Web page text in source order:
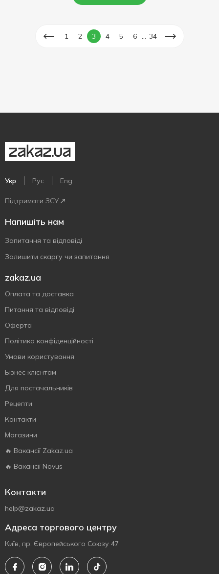
1 2 3 4 5 6 34
Укр Рус Eng
Підтримати ЗСУ
Напишіть нам
Запитання та відповіді
Залишити скаргу чи запитання
zakaz.ua
Оплата та доставка
Питання та відповіді
Оферта
Політика конфіденційності
Умови користування
Бізнес клієнтам
Для постачальників
Рецепти
Контакти
Магазини
🔥 Вакансії Zakaz.ua
🔥 Вакансії Novus
Контакти
help@zakaz.ua
Адреса торгового центру
Київ, пр. Європейського Союзу 47